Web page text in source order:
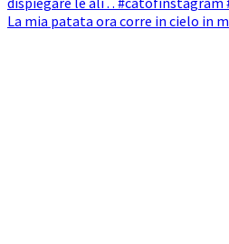
La mia patata ora corre in cielo in